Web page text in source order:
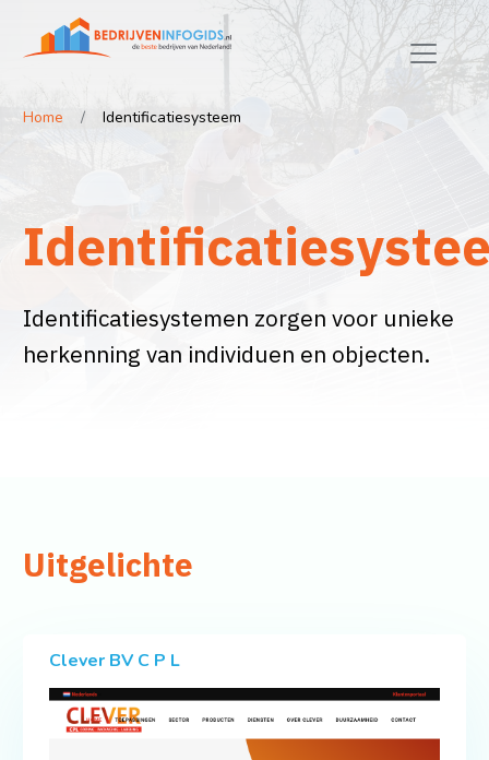
Home Identificatiesysteem
Identificatiesystemen zorgen voor unieke
herkenning van individuen en objecten.
Uitgelichte
Clever BV C P L